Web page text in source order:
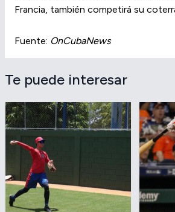
Francia, también competirá su
Fuente: OnCubaNews
Te puede interesar